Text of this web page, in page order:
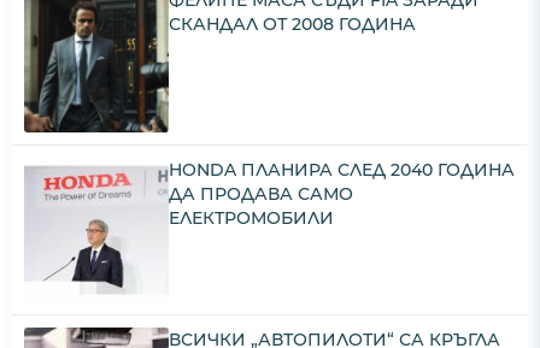
СКАНДАЛ ОТ 2008 ГОДИНА
HONDA ПЛАНИРА СЛЕД 2040 ГОДИНА
ДА ПРОДАВА САМО
ЕЛЕКТРОМОБИЛИ
ВСИЧКИ „АВТОПИЛОТИ“ СА КРЪГЛА